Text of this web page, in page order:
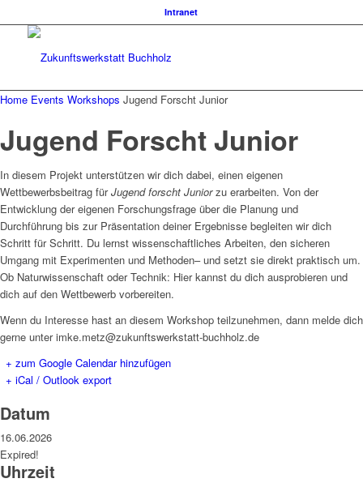
Intranet
Home Events Workshops Jugend Forscht Junior
Jugend Forscht Junior
In diesem Projekt unterstützen wir dich dabei, einen eigenen
Wettbewerbsbeitrag fürJugend forscht Juniorzu erarbeiten. Von der
Entwicklung der eigenen Forschungsfrage über die Planung und
Durchführung bis zur Präsentation deiner Ergebnisse begleiten wir dich
Schritt für Schritt. Du lernst wissenschaftliches Arbeiten, den sicheren
Umgang mit Experimenten und Methoden– und setzt sie direkt praktisch um.
Ob Naturwissenschaft oder Technik: Hier kannst du dich ausprobieren und
dich auf den Wettbewerb vorbereiten.
Wenn du Interesse hast an diesem Workshop teilzunehmen, dann melde dich
gerne unter imke.metz@zukunftswerkstatt-buchholz.de
+ zum Google Calendar hinzufügen
+ iCal / Outlook export
Datum
16.06.2026
Expired!
Uhrzeit